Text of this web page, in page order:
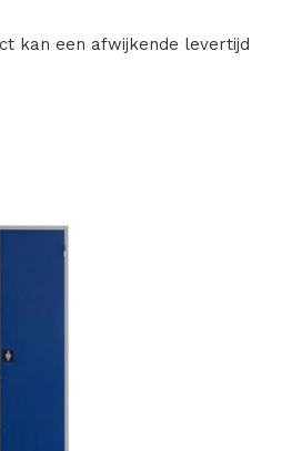
kan een afwijkende levertijd